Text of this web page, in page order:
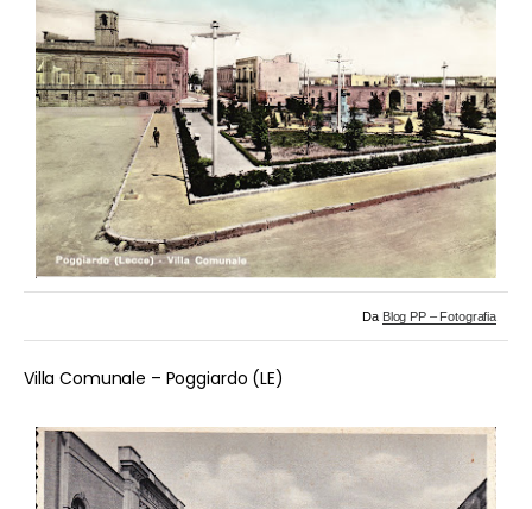
Da Blog PP – Fotografia
Villa Comunale – Poggiardo (LE)